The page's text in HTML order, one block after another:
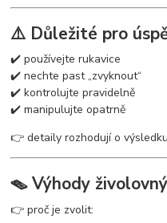
⚠️ Důležité pro
✔️ používejte rukavice
✔️ nechte past „zvyknout“
✔️ kontrolujte pravidelně
✔️ manipulujte opatrně
👉 detaily rozhodují o výsledku
🪤 Výhody
👉 proč je zvolit: